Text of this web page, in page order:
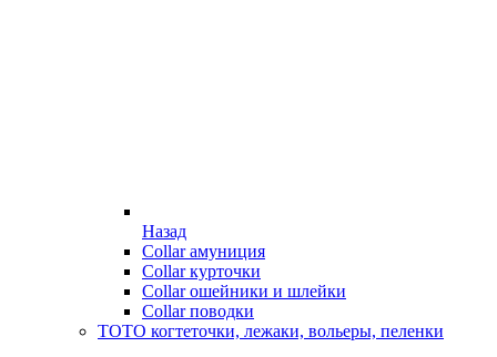
Назад
Collar амуниция
Collar курточки
Collar ошейники и шлейки
Collar поводки
ТОТО когтеточки, лежаки, вольеры, пеленки